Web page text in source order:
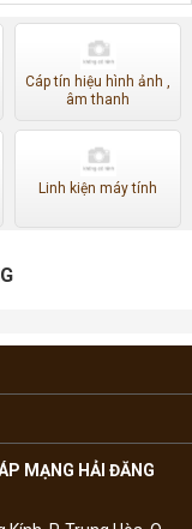
Cáp tín hiệu hình ảnh ,
âm thanh
Linh kiện máy tính
MẠNG HẢI ĐĂNG